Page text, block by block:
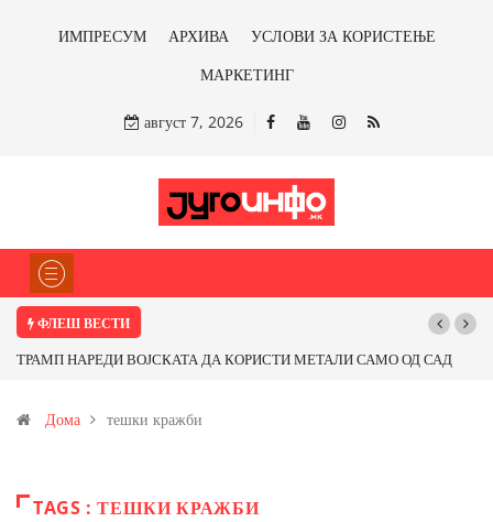
ИМПРЕСУМ АРХИВА
УСЛОВИ ЗА КОРИСТЕЊЕ
МАРКЕТИНГ
август 7, 2026
ФЛЕШ ВЕСТИ
ТРАМП НАРЕДИ ВОЈСКАТА ДА КОРИСТИ МЕТАЛИ САМО ОД САД
Иловица и со антимонот?
Дома тешки кражби
TAGS : ТЕШКИ КРАЖБИ